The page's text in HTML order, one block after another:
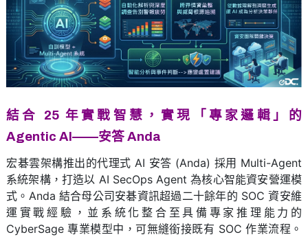
結合 25 年實戰智慧，實現「專家邏輯」的
Agentic AI——安答 Anda
宏碁雲架構推出的代理式 AI 安答 (Anda) 採用 Multi-Agent
系統架構，打造以 AI SecOps Agent 為核心智能資安營運模
式。Anda 結合母公司安碁資訊超過二十餘年的 SOC 資安維
運實戰經驗，並系統化整合至具備專家推理能力的
CyberSage 專業模型中，可無縫銜接既有 SOC 作業流程。